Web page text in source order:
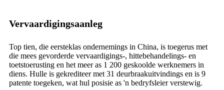
Vervaardigingsaanleg
Top tien, die eersteklas ondernemings in China, is toegerus met
die mees gevorderde vervaardigings-, hittebehandelings- en
toetstoerusting en het meer as 1 200 geskoolde werknemers in
diens. Hulle is gekrediteer met 31 deurbraakuitvindings en is 9
patente toegeken, wat hul posisie as 'n bedryfsleier verstewig.